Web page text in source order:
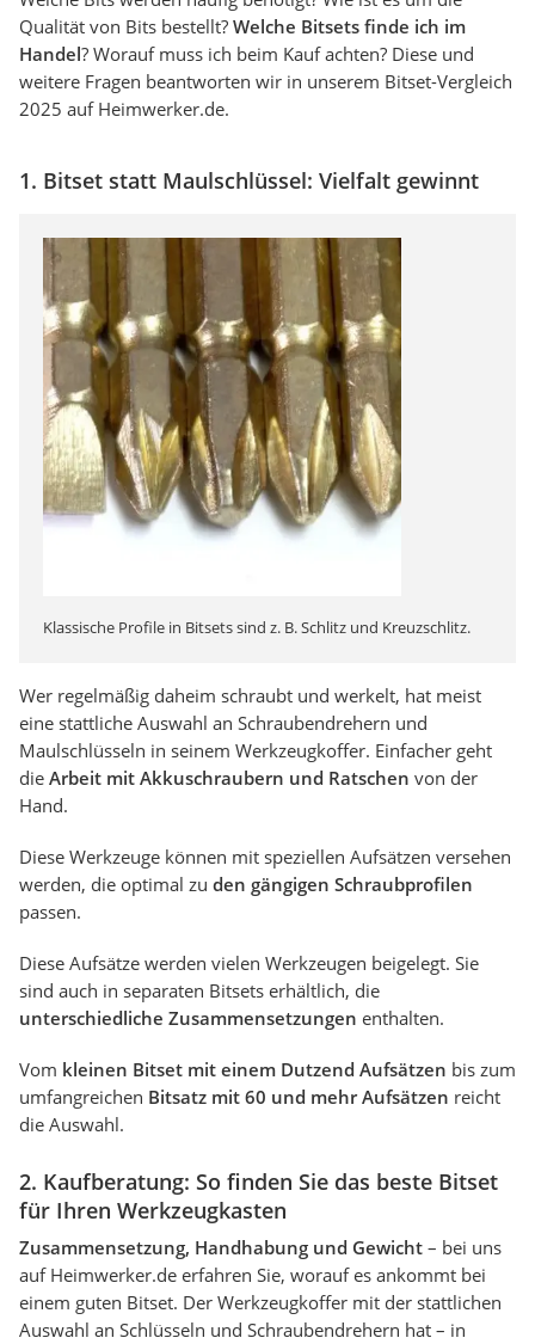
Qualität von Bits bestellt? Welche Bitsets finde ich im
Handel? Worauf muss ich beim Kauf achten? Diese und
weitere Fragen beantworten wir in unserem Bitset-Vergleich
2025 auf Heimwerker.de.
1. Bitset statt Maulschlüssel: Vielfalt gewinnt
Klassische Profile in Bitsets sind z. B. Schlitz und Kreuzschlitz.
Wer regelmäßig daheim schraubt und werkelt, hat meist
eine stattliche Auswahl an Schraubendrehern und
Maulschlüsseln in seinem Werkzeugkoffer. Einfacher geht
die Arbeit mit Akkuschraubern und Ratschen von der
Hand.
Diese Werkzeuge können mit speziellen Aufsätzen versehen
werden, die optimal zu den gängigen Schraubprofilen
passen.
Diese Aufsätze werden vielen Werkzeugen beigelegt. Sie
sind auch in separaten Bitsets erhältlich, die
unterschiedliche Zusammensetzungen enthalten.
Vom kleinen Bitset mit einem Dutzend Aufsätzen bis zum
umfangreichen Bitsatz mit 60 und mehr Aufsätzen reicht
die Auswahl.
2. Kaufberatung: So finden Sie das beste Bitset
für Ihren Werkzeugkasten
Zusammensetzung, Handhabung und Gewicht – bei uns
auf Heimwerker.de erfahren Sie, worauf es ankommt bei
einem guten Bitset. Der Werkzeugkoffer mit der stattlichen
Auswahl an Schlüsseln und Schraubendrehern hat – in